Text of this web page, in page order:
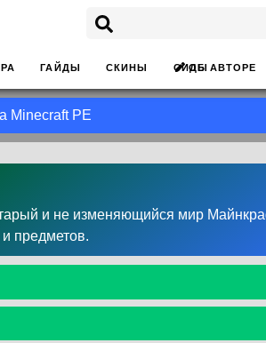
ГАЙДЫ СКИНЫ СИДЫОБ АВТОРЕ
Minecraft PE
и не изменяющийся мир
предметов.